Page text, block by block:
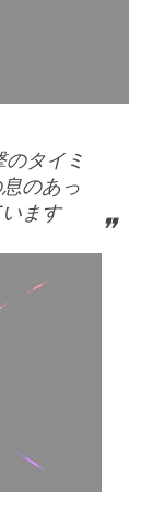
タイミ
のあっ
ます